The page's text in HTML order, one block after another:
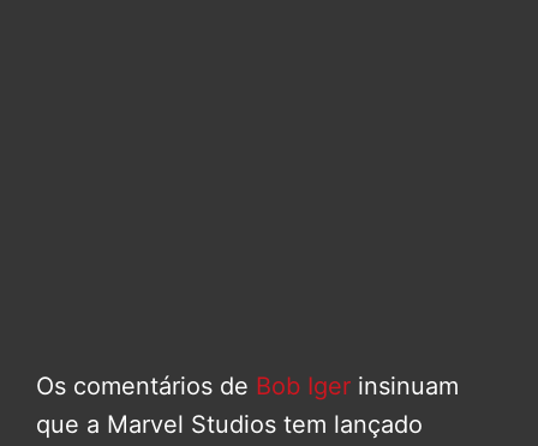
Os comentários de Bob Iger insinuam
que a Marvel Studios tem lançado